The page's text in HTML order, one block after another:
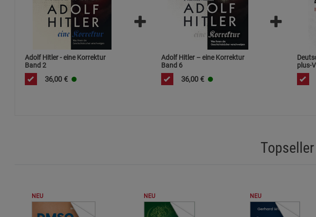
Adolf Hitler - eine Korrektur
Band 2
36,00 €
Adolf Hitler – eine Korrektur
Band 6
36,00 €
plus-
NEU NEU NEU
Marketing
Beschreibung Marketing Cookies
Cookie-